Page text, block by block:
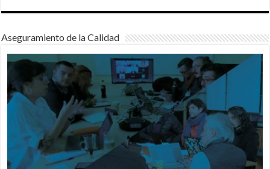
Aseguramiento de la Calidad